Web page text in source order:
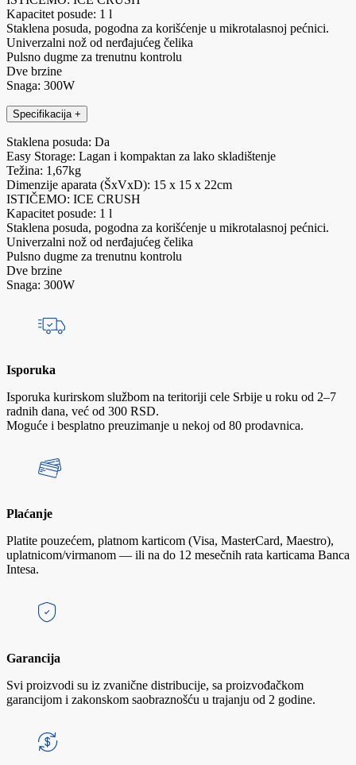
Kapacitet posude: 1 l
Staklena posuda, pogodna za korišćenje u mikrotalasnoj pećnici.
Univerzalni nož od nerđajućeg čelika
Pulsno dugme za trenutnu kontrolu
Dve brzine
Snaga: 300W
Specifikacija +
Staklena posuda: Da
Easy Storage: Lagan i kompaktan za lako skladištenje
Težina: 1,67kg
Dimenzije aparata (ŠxVxD): 15 x 15 x 22cm
ISTIČEMO: ICE CRUSH
Kapacitet posude: 1 l
Staklena posuda, pogodna za korišćenje u mikrotalasnoj pećnici.
Univerzalni nož od nerđajućeg čelika
Pulsno dugme za trenutnu kontrolu
Dve brzine
Snaga: 300W
Isporuka
Isporuka kurirskom službom na teritoriji cele Srbije u roku od 2–7
radnih dana, već od 300 RSD.
Moguće i besplatno preuzimanje u nekoj od 80 prodavnica.
Plaćanje
Platite pouzećem, platnom karticom (Visa, MasterCard, Maestro),
uplatnicom/virmanom — ili na do 12 mesečnih rata karticama Banca
Intesa.
Garancija
Svi proizvodi su iz zvanične distribucije, sa proizvođačkom
garancijom i zakonskom saobraznošću u trajanju od 2 godine.